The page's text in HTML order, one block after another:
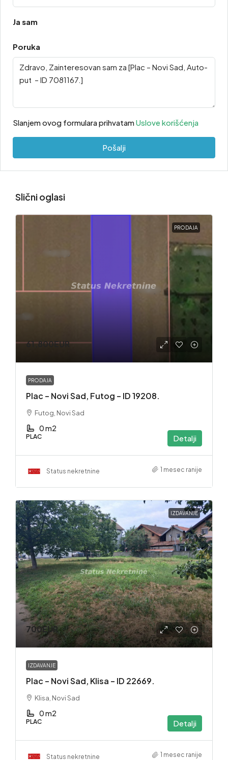
Ja sam
Poruka
Slanjem ovog formulara prihvatamUslove korišćenja
Pošalji
Slični oglasi
PRODAJA
61,800EUR
PRODAJA
Plac – Novi Sad, Futog – ID 19208.
Futog, Novi Sad
0 m2
PLAC Detalji
Status nekretnine 1 mesec ranije
IZDAVANJE
700EUR
IZDAVANJE
Plac – Novi Sad, Klisa – ID 22669.
Klisa, Novi Sad
0 m2
PLAC Detalji
Status nekretnine 1 mesec ranije